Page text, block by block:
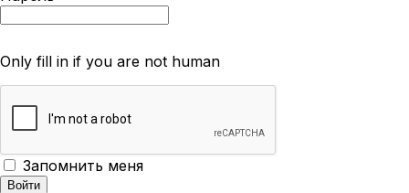
Only fill in if you are not human
Запомнить меня